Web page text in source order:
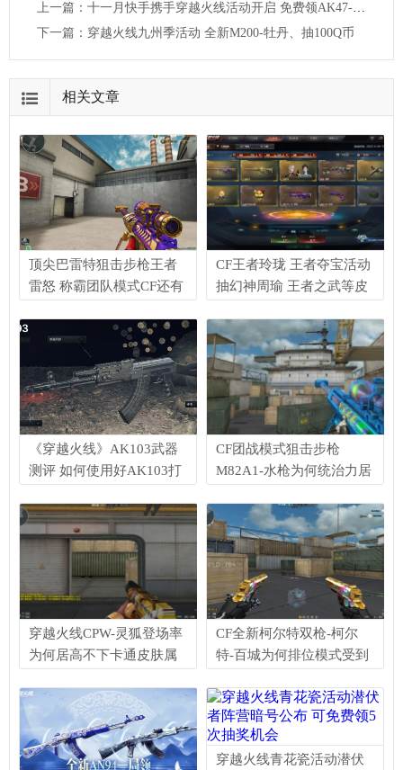
上一篇： 十一月快手携手穿越火线活动开启 免费领AK47-丹龙 M200-神秘黑洞
下一篇： 穿越火线九州季活动 全新M200-牡丹、抽100Q币
相关文章
顶尖巴雷特狙击步枪王者
雷怒 称霸团队模式CF还有
CF王者玲珑 王者夺宝活动
抽幻神周瑜 王者之武等皮
《穿越火线》AK103武器
测评 如何使用好AK103打
CF团战模式狙击步枪
M82A1-水枪为何统治力居
穿越火线CPW-灵狐登场率
为何居高不下卡通皮肤属
CF全新柯尔特双枪-柯尔
特-百城为何排位模式受到
穿越火线青花瓷活动潜伏